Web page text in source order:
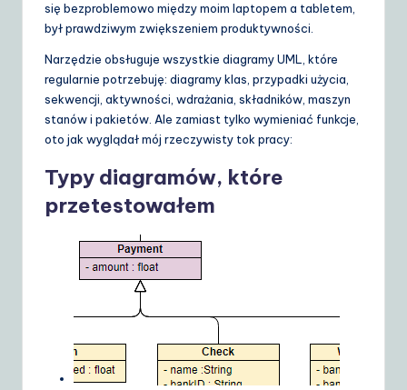
się bezproblemowo między moim laptopem a tabletem,
był prawdziwym zwiększeniem produktywności.
Narzędzie obsługuje wszystkie diagramy UML, które
regularnie potrzebuję: diagramy klas, przypadki użycia,
sekwencji, aktywności, wdrażania, składników, maszyn
stanów i pakietów. Ale zamiast tylko wymieniać funkcje,
oto jak wyglądał mój rzeczywisty tok pracy:
Typy diagramów, które
przetestowałem